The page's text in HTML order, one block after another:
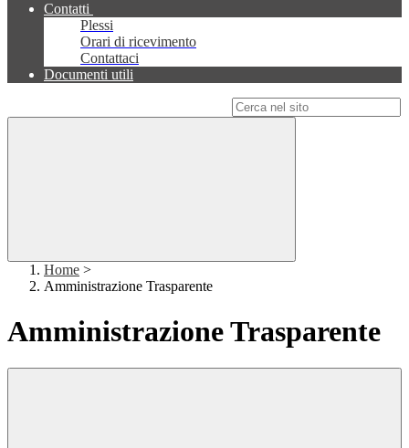
Contatti
Plessi
Orari di ricevimento
Contattaci
Documenti utili
Home >
Amministrazione Trasparente
Amministrazione Trasparente